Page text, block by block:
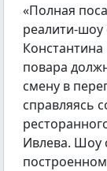
«Полная
реалити-
повара
смену в
справляясь
Ивлева. Шоу